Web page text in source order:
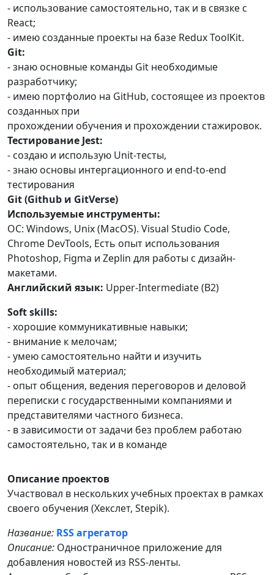
- использование самостоятельно, так и в связке с
React;
- имею созданные проекты на базе Redux ToolKit.
Git:
- знаю основные команды Git необходимые
разработчику;
- имею портфолио на GitHub, состоящее из проектов
созданных при
прохождении обучения и прохождении стажировок.
Тестирование Jest:
- создаю и использую Unit-тесты,
- знаю основы интергационного и end-to-end
тестирования
Git (Github и GitVerse)
Используемые инструменты:
ОС: Windows, Unix (MacOS). Visual Studio Code,
Chrome DevTools, Есть опыт использования
Photoshop, Figma и Zeplin для работы с дизайн-
макетами.
Английский язык: Upper-Intermediate (B2)
Soft skills:
- хорошие коммуникативные навыки;
- внимание к мелочам;
- умею самостоятельно найти и изучить
необходимый материал;
- опыт общения, ведения переговоров и деловой
переписки с государственными компаниями и
представителями частного бизнеса.
- в зависимости от задачи без проблем работаю
самостоятельно, так и в команде
Описание проектов
Участвовал в нескольких учебных проектах в рамках
своего обучения (Хекслет, Stepik).
Название: RSS агрегатор
Описание: Одностраничное приложение для
добавления новостей из RSS-ленты.